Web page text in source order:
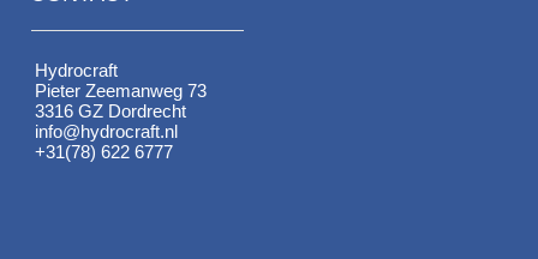
Hydrocraft
Pieter Zeemanweg 73
3316 GZ Dordrecht
info@hydrocraft.nl
+31(78) 622 6777